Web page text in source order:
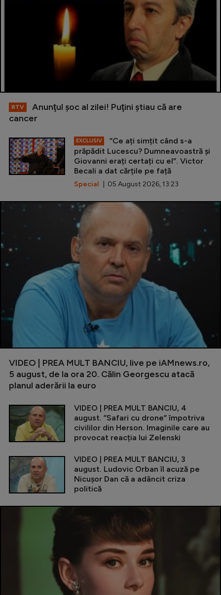
RTV
Anunţul şoc al zilei! Puţini ştiau că are
cancer
EXCLUSIV
”Ce ați simțit când s-a
prăpădit Lucescu? Dumneavoastră și
Giovanni erați certați cu el”. Victor
Becali a dat cărțile pe față
Special | 05 August 2026, 13:23
VIDEO | PREA MULT BANCIU, live pe iAMnews.ro,
5 august, de la ora 20. Călin Georgescu atacă
planul aderării la euro
VIDEO | PREA MULT BANCIU, 4
august. ”Safari cu drone” împotriva
civililor din Herson. Imaginile care au
provocat reacția lui Zelenski
VIDEO | PREA MULT BANCIU, 3
august. Ludovic Orban îl acuză pe
Nicușor Dan că a adâncit criza
politică